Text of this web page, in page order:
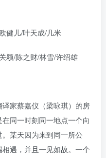
儿/叶天成/几米
/陈之财/林雪/许绍雄
家蔡嘉仪（梁咏琪）的房
同一时刻同一地点一个向
某天因为来到同一所公
遇，并且一见如故。一个